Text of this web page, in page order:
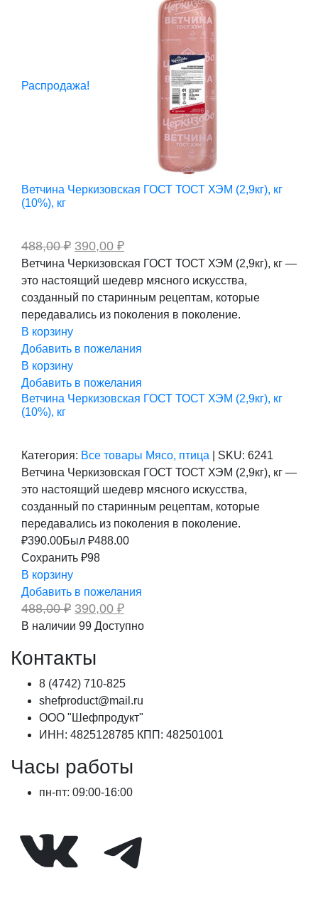
Распродажа!
Ветчина Черкизовская ГОСТ ТОСТ ХЭМ (2,9кг), кг
(10%), кг
488,00₽ Первоначальная
цена
составляла
488,00 ₽.
390,00 ₽Текущая
цена:
390,00 ₽.
Ветчина Черкизовская ГОСТ ТОСТ ХЭМ (2,9кг), кг —
это настоящий шедевр мясного искусства,
созданный по старинным рецептам, которые
передавались из поколения в поколение.
В корзину
Добавить в пожелания
В корзину
Добавить в пожелания
Ветчина Черкизовская ГОСТ ТОСТ ХЭМ (2,9кг), кг
(10%), кг
Категория: Все товары Мясо, птица SKU: 6241
Ветчина Черкизовская ГОСТ ТОСТ ХЭМ (2,9кг), кг —
это настоящий шедевр мясного искусства,
созданный по старинным рецептам, которые
передавались из поколения в поколение.
₽390.00Был ₽488.00
Сохранить ₽98
В корзину
Добавить в пожелания
488,00₽ Первоначальная
цена
составляла
390,00 ₽Текущая
390,00 ₽.
В наличии 99 Доступно
Контакты
8 (4742) 710-825
shefproduct@mail.ru
ООО "Шефпродукт"
ИНН: 4825128785 КПП: 482501001
Часы работы
пн-пт: 09:00-16:00
ВКонтактеTelegram